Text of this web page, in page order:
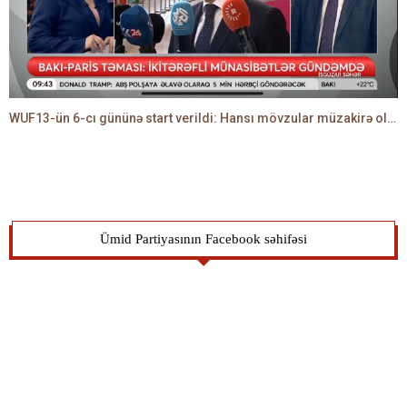
WUF13-ün 6-cı gününə start verildi: Hansı mövzular müzakirə olunacaq? -TALEH ƏLİYEV danışır
Ümid Partiyasının Facebook səhifəsi